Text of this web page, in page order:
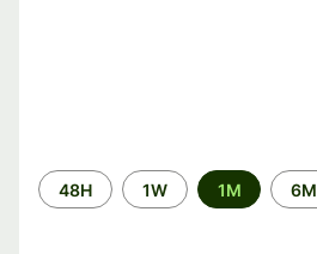
Time
period
48H 1W 1M 6M